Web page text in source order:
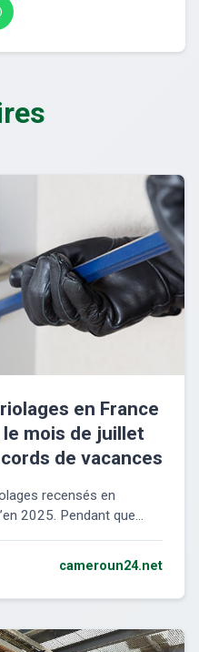
en France
le mois de juillet
de vacances
recensés en
2025. Pendant que...
cameroun24.net